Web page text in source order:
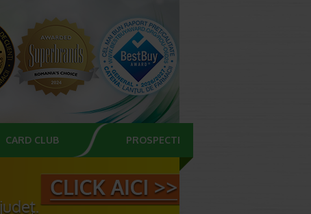
CARD CLUB PROSPECTE